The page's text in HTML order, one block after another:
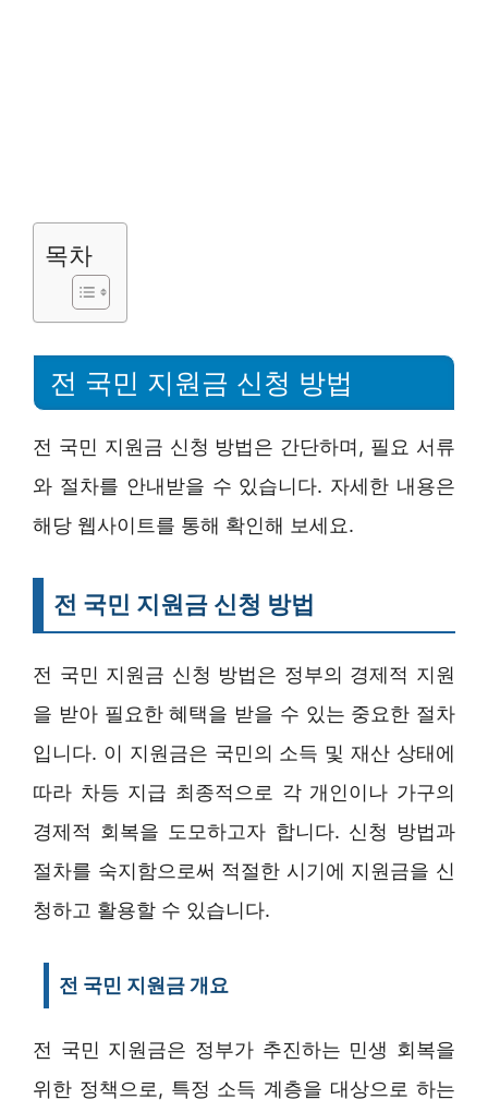
목차
전 국민 지원금 신청 방법
전 국민 지원금 신청 방법은 간단하며, 필요 서류
와 절차를 안내받을 수 있습니다. 자세한 내용은
해당 웹사이트를 통해 확인해 보세요.
전 국민 지원금 신청 방법
전 국민 지원금 신청 방법은 정부의 경제적 지원
을 받아 필요한 혜택을 받을 수 있는 중요한 절차
입니다. 이 지원금은 국민의 소득 및 재산 상태에
따라 차등 지급 최종적으로 각 개인이나 가구의
경제적 회복을 도모하고자 합니다. 신청 방법과
절차를 숙지함으로써 적절한 시기에 지원금을 신
청하고 활용할 수 있습니다.
전 국민 지원금 개요
전 국민 지원금은 정부가 추진하는 민생 회복을
위한 정책으로, 특정 소득 계층을 대상으로 하는